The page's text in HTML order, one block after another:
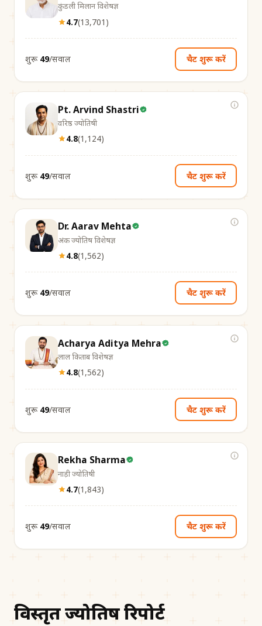
कुंडली मिलान विशेषज्ञ
4.7(13,701 )
शुरू ₹49/सवाल चैट शुरू करें
Pt. Arvind Shastri
वरिष्ठ ज्योतिषी
4.8(1,124)
शुरू ₹49/सवाल चैट शुरू करें
Dr. Aarav Mehta
अंक ज्योतिष विशेषज्ञ
4.8(1,562)
शुरू ₹49/सवाल चैट शुरू करें
Acharya Aditya Mehra
लाल किताब विशेषज्ञ
4.8(1,562)
शुरू ₹49/सवाल चैट शुरू करें
Rekha Sharma
नाड़ी ज्योतिषी
4.7(1,843)
शुरू ₹49/सवाल चैट शुरू करें
विस्तृत ज्योतिष रिपोर्ट